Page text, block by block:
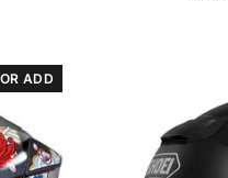
ADD